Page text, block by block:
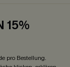
15%
pro Bestellung.